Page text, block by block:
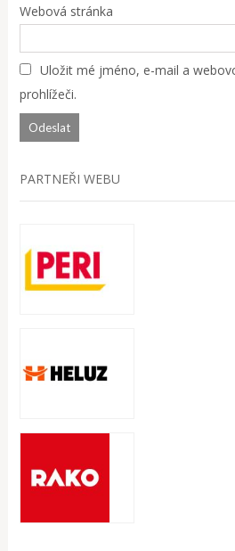
Webová stránka
Uložit mé jméno, e-mail a
prohlížeči.
PARTNEŘI WEBU